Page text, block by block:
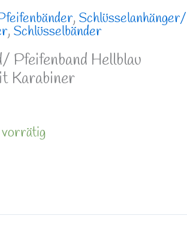
, Schlüsselanhänger/
, Schlüsselbänder
Pfeifenband Hellblau
Karabiner
vorrätig